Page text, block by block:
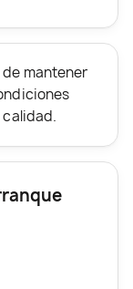
mantener
calidad.